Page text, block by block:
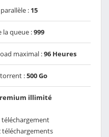
: 15
la queue :999
maximal :96 Heures
:500 Go
illimité